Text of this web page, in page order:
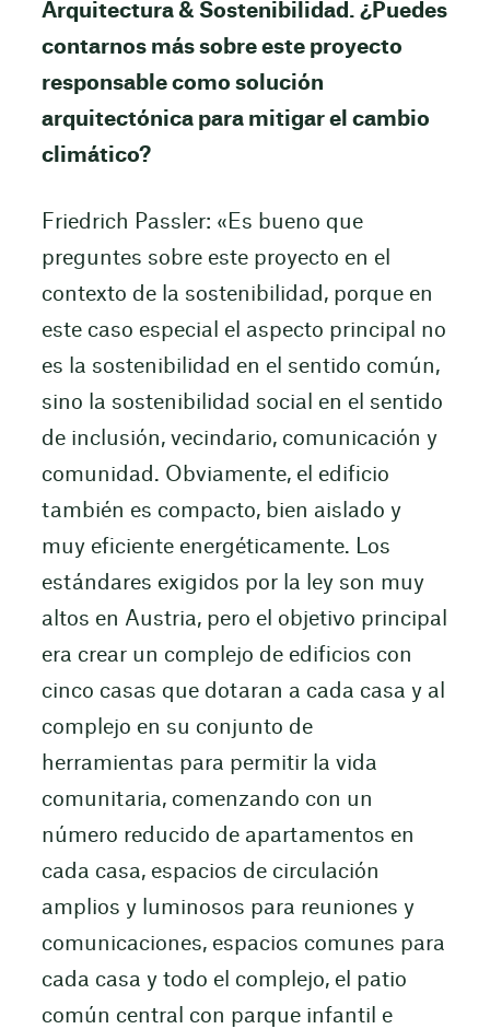
Arquitectura & Sostenibilidad. ¿Puedes
contarnos más sobre este proyecto
responsable como solución
arquitectónica para mitigar el cambio
climático?
Friedrich Passler: «Es bueno que
preguntes sobre este proyecto en el
contexto de la sostenibilidad, porque en
este caso especial el aspecto principal no
es la sostenibilidad en el sentido común,
sino la sostenibilidad social en el sentido
de inclusión, vecindario, comunicación y
comunidad. Obviamente, el edificio
también es compacto, bien aislado y
muy eficiente energéticamente. Los
estándares exigidos por la ley son muy
altos en Austria, pero el objetivo principal
era crear un complejo de edificios con
cinco casas que dotaran a cada casa y al
complejo en su conjunto de
herramientas para permitir la vida
comunitaria, comenzando con un
número reducido de apartamentos en
cada casa, espacios de circulación
amplios y luminosos para reuniones y
comunicaciones, espacios comunes para
cada casa y todo el complejo, el patio
común central con parque infantil e